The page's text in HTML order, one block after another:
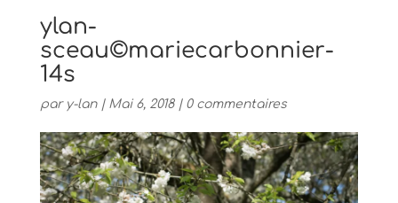
ylan-
sceau©mariecarbonnier-
14s
par y-lan| Mai 6, 2018| 0 commentaires